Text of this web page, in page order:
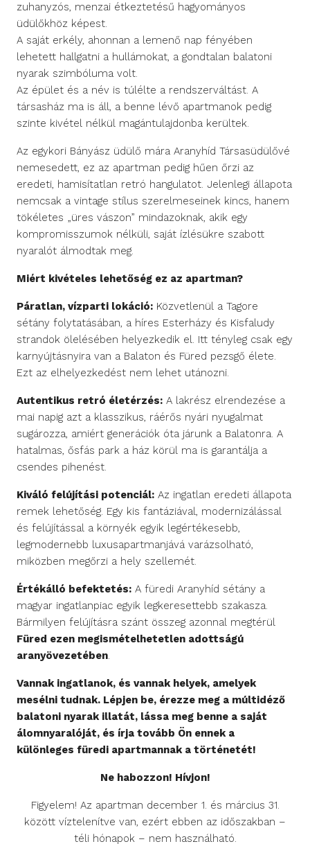
zuhanyzós, menzai étkeztetésű hagyományos
üdülőkhöz képest.
A saját erkély, ahonnan a lemenő nap fényében
lehetett hallgatni a hullámokat, a gondtalan balatoni
nyarak szimbóluma volt.
Az épület és a név is túlélte a rendszerváltást. A
társasház ma is áll, a benne lévő apartmanok pedig
szinte kivétel nélkül magántulajdonba kerültek.
Az egykori Bányász üdülő mára Aranyhíd Társasüdülővé
nemesedett, ez az apartman pedig hűen őrzi az
eredeti, hamisítatlan retró hangulatot. Jelenlegi állapota
nemcsak a vintage stílus szerelmeseinek kincs, hanem
tökéletes „üres vászon” mindazoknak, akik egy
kompromisszumok nélküli, saját ízlésükre szabott
nyaralót álmodtak meg.
Miért kivételes lehetőség ez az apartman?
Páratlan, vízparti lokáció: Közvetlenül a Tagore
sétány folytatásában, a híres Esterházy és Kisfaludy
strandok ölelésében helyezkedik el. Itt tényleg csak egy
karnyújtásnyira van a Balaton és Füred pezsgő élete.
Ezt az elhelyezkedést nem lehet utánozni.
Autentikus retró életérzés: A lakrész elrendezése a
mai napig azt a klasszikus, ráérős nyári nyugalmat
sugározza, amiért generációk óta járunk a Balatonra. A
hatalmas, ősfás park a ház körül ma is garantálja a
csendes pihenést.
Kiváló felújítási potenciál: Az ingatlan eredeti állapota
remek lehetőség. Egy kis fantáziával, modernizálással
és felújítással a környék egyik legértékesebb,
legmodernebb luxusapartmanjává varázsolható,
miközben megőrzi a hely szellemét.
Értékálló befektetés: A füredi Aranyhíd sétány a
magyar ingatlanpiac egyik legkeresettebb szakasza.
Bármilyen felújításra szánt összeg azonnal megtérül
Füred ezen megismételhetetlen adottságú
aranyövezetében.
Vannak ingatlanok, és vannak helyek, amelyek
mesélni tudnak. Lépjen be, érezze meg a múltidéző
balatoni nyarak illatát, lássa meg benne a saját
álomnyaralóját, és írja tovább Ön ennek a
különleges füredi apartmannak a történetét!
Ne habozzon! Hívjon!
Figyelem! Az apartman december 1. és március 31.
között víztelenítve van, ezért ebben az időszakban –
téli hónapok – nem használható.